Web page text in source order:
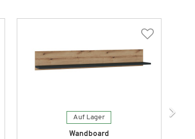
Auf Lager
Wandboard